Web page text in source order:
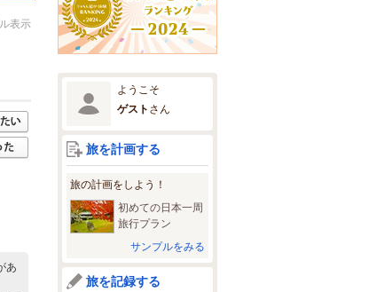
表示
あ
ようこそ
ゲスト さん
旅を計画する
旅の計画をしよう！
初めての日本一周
旅行プラン
サンプルをみる
旅を記録する